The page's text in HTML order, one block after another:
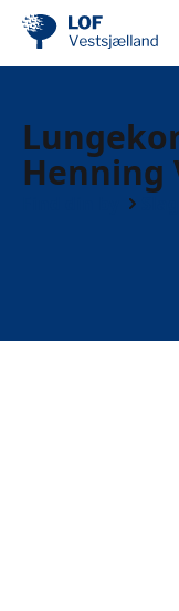
Henning